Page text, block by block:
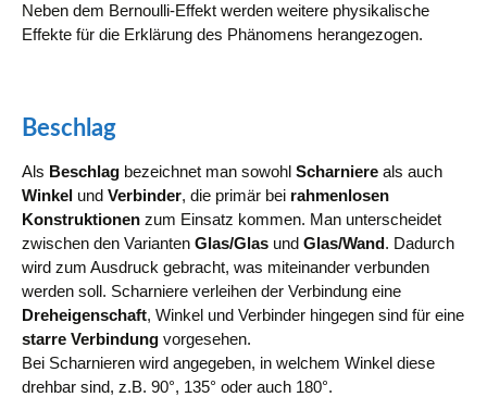
Neben dem Bernoulli-Effekt werden weitere physikalische
Effekte für die Erklärung des Phänomens herangezogen.
Beschlag
Als Beschlag bezeichnet man sowohl Scharniere als auch
Winkel und Verbinder, die primär bei rahmenlosen
Konstruktionen zum Einsatz kommen. Man unterscheidet
zwischen den Varianten Glas/Glas und Glas/Wand. Dadurch
wird zum Ausdruck gebracht, was miteinander verbunden
werden soll. Scharniere verleihen der Verbindung eine
Dreheigenschaft, Winkel und Verbinder hingegen sind für eine
starre Verbindung vorgesehen.
Bei Scharnieren wird angegeben, in welchem Winkel diese
drehbar sind, z.B. 90°, 135° oder auch 180°.